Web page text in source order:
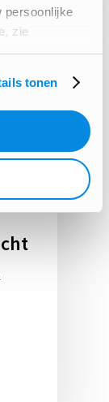
persoonlijke
zie
tonen